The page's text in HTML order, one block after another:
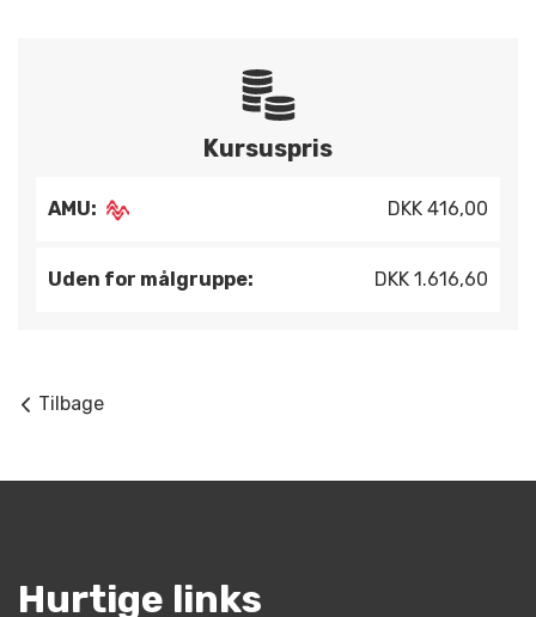
Kursuspris
AMU: DKK 416,00
Uden for målgruppe: DKK 1.616,60
Tilbage
Hurtige links